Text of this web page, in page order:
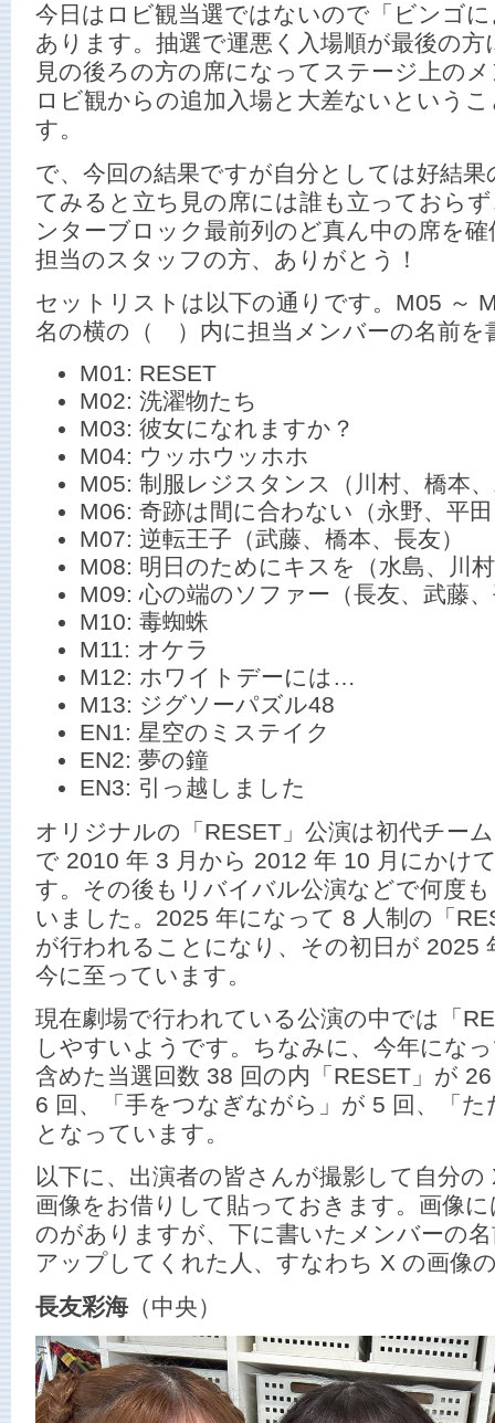
今日はロビ観当選ではないので「ビンゴ
あります。抽選で運悪く入場順が最後の
見の後ろの方の席になってステージ上の
ロビ観からの追加入場と大差ないという
す。
で、今回の結果ですが自分としては好結
てみると立ち見の席には誰も立っておら
ンターブロック最前列のど真ん中の席を
担当のスタッフの方、ありがとう！
セットリストは以下の通りです。M05 ～
名の横の（ ）内に担当メンバーの名前を
M01: RESET
M02: 洗濯物たち
M03: 彼女になれますか？
M04: ウッホウッホホ
M05: 制服レジスタンス（川村、橋本
M06: 奇跡は間に合わない（永野、平
M07: 逆転王子（武藤、橋本、長友）
M08: 明日のためにキスを（水島、川
M09: 心の端のソファー（長友、武藤
M10: 毒蜘蛛
M11: オケラ
M12: ホワイトデーには…
M13: ジグソーパズル48
EN1: 星空のミステイク
EN2: 夢の鐘
EN3: 引っ越しました
オリジナルの「RESET」公演は初代チー
で 2010 年 3 月から 2012 年 10 月にかけ
す。その後もリバイバル公演などで何度
いました。2025 年になって 8 人制の「
が行われることになり、その初日が 2025
今に至っています。
現在劇場で行われている公演の中では「
しやすいようです。ちなみに、今年にな
含めた当選回数 38 回の内「RESET」が
6 回、「手をつなぎながら」が 5 回、「
となっています。
以下に、出演者の皆さんが撮影して自分
画像をお借りして貼っておきます。画像
のがありますが、下に書いたメンバーの
アップしてくれた人、すなわち X の画像
長友彩海（中央）